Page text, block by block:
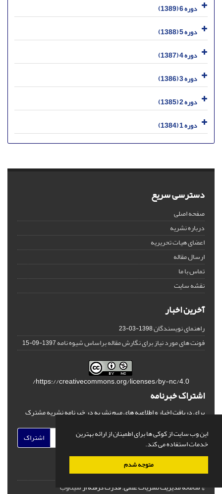
این وب سایت از کوکی ها برای اطمینان از ارائه بهترین
خدمات استفاده می کند.
متوجه شدم
دوره 6 (1389)
دوره 5 (1388)
دوره 4 (1387)
دوره 3 (1386)
دوره 2 (1385)
دوره 1 (1384)
دسترسی سریع
صفحه اصلی
درباره نشریه
اعضای هیات تحریریه
ارسال مقاله
تماس با ما
نقشه سایت
آخرین اخبار
راهنمای نویسندگان1398-03-23
فونت های مورد نیاز برای نگارش مقاله براساس شیوه نامه1397-09-15
https://creativecommons.org/licenses/by-nc/4.0/
اشتراک خبرنامه
برای دریافت اخبار و اطلاعیه های مهم نشریه در خبرنامه نشریه مشترک
اشتراک
© سامانه مدیریت نشریات علمی.قدرت گرفته ازسیناوب